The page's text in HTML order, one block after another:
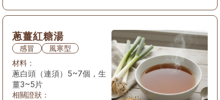
蔥薑紅糖湯
感冒
風寒型
材料：
蔥白頭（連須）5~7個，生
薑3~5片
相關證狀：